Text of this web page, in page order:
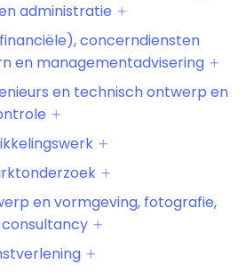
administratie
concerndiensten
en managementadvisering
en technisch ontwerp en
en vormgeving, fotografie,